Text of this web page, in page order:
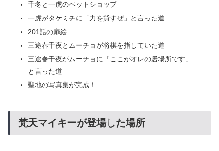
千冬と一虎のペットショップ
一虎がタケミチに「力を貸すぜ」と言った道
201話の扉絵
三途春千夜とムーチョが将棋を指していた道
三途春千夜がムーチョに「ここがオレの居場所です」
と言った道
聖地の写真集が完成！
梵天マイキーが登場した場所